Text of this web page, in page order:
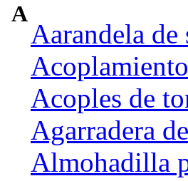
A
Aarandela de
Acoples de
Agarradera
Almohadilla